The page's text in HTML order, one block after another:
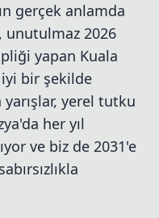
gerçek anlamda
2026
yapan Kuala
bir şekilde
yerel tutku
her yıl
ve biz de 2031'e